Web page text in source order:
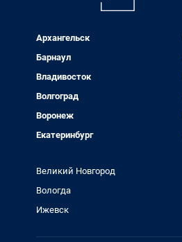
Архангельск
Барнаул
Владивосток
Волгоград
Воронеж
Екатеринбург
Великий Новгород
Вологда
Ижевск